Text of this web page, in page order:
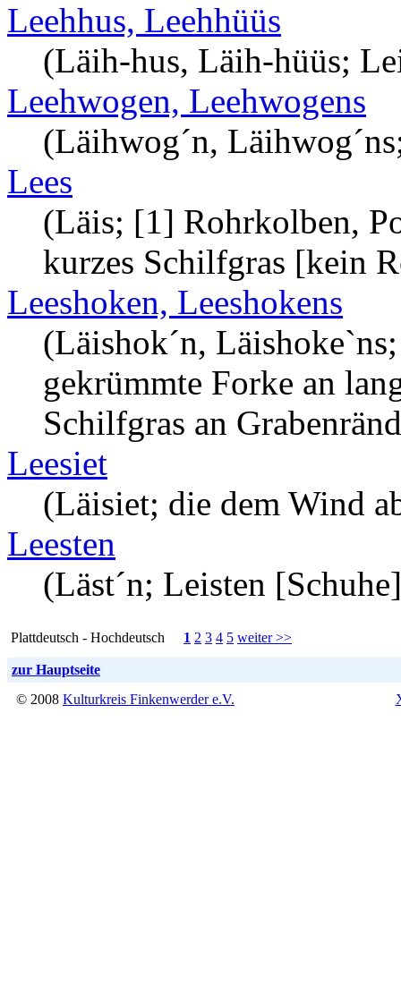
Leehhus, Leehhüüs
(Läih-hus, Läih-hüüs;
Leehwogen, Leehwogens
(Läihwog´n,
Lees
(Läis; [1] Rohrkolben,
kurzes Schilfgras [kein
Leeshoken, Leeshokens
(Läishok´n,
gekrümmte Forke an
Schilfgras an
Leesiet
(Läisiet; die dem Wind
Leesten
(Läst´n; Leisten
Plattdeutsch - Hochdeutsch 1 2 3 4 5 weiter >>
zur Hauptseite
© 2008 Kulturkreis Finkenwerder e.V.